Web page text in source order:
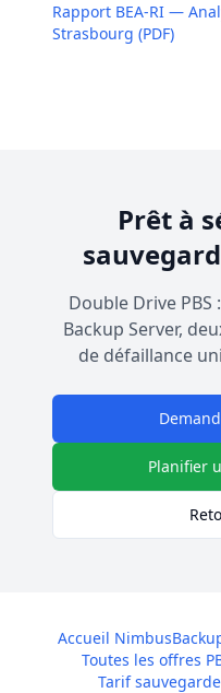
Rapport BEA-RI —
Strasbourg (PDF)
Prêt à
Double Drive
Backup Server,
de défaillance
Planifier
Accueil
Toutes les offres
Tarif